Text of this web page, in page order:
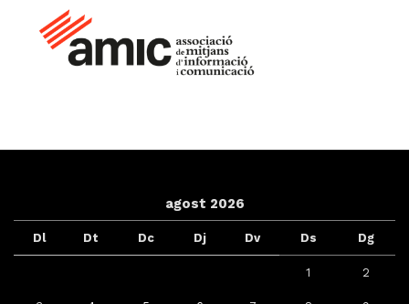
agost 2026
Dl Dt Dc Dj Dv Ds Dg
1 2